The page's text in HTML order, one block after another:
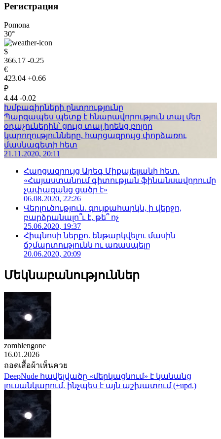
Регистрация
Pomona
30°
$
366.17 -0.25
€
423.04 +0.66
₽
4.44 -0.02
Խմբագիրների ընտրությունը
Պարզապես պետք է հնարավորություն տալ մեր
օդաչուներին՝ ցույց տալ իրենց բոլոր
կարողությունները. հարցազրույց փորձառու
մասնագետի հետ
21.11.2020, 20:11
Հարցազրույց Արեգ Միքայելյանի հետ.
«Հայաստանում գիտության ֆինանսավորումը
չափազանց ցածր է»
06.08.2020, 22:26
Վերլուծություն. գույքահարկն, ի վերջո,
բարձրանալո՞ւ է, թե՞ ոչ
25.06.2020, 19:37
Հիպնոսի ներքո. ենթարկվելու մասին
ճշմարտությունն ու առասպելը
20.06.2020, 20:09
Մեկնաբանություններ
zomhlengone
16.01.2026
ถอดเสื้อผ้าเห็นควย
DeepNude հավելվածը «մերկացնում» է կանանց
լուսանկարում. ինչպես է այն աշխատում (+upd.)